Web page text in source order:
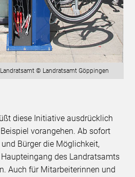
© Landratsamt Göppingen
diese Initiative ausdrücklich
vorangehen. Ab sofort
Bürger die Möglichkeit,
des Landratsamts
Auch für Mitarbeiterinnen und